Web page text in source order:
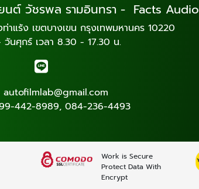
นต์ วัชรพล รามอินทรา - Facts Audio
แร้ง เขตบางเขน กรุงเทพมหานคร 10220
นศุกร์ เวลา 8.30 - 17.30 น.
autofilmlab@gmail.com
442-8989, 084-236-4493
Work is Secure
Protect Data With
Encrypt